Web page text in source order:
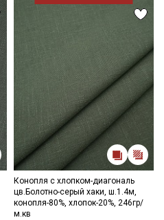
Конопля с хлопком-диагональ
цв.Болотно-серый хаки, ш.1.4м,
конопля-80%, хлопок-20%, 246гр/
м.кв